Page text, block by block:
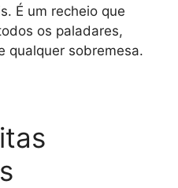
É um recheio que
os paladares,
qualquer sobremesa.